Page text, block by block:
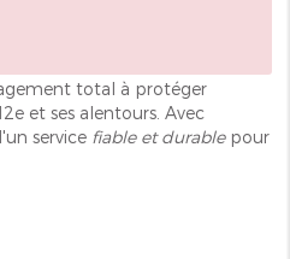
total à protéger
et ses alentours. Avec
service fiable et durablepour